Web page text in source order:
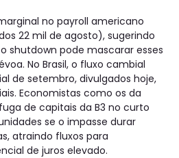
no payroll americano
22 mil de agosto), sugerindo
shutdown pode mascarar esses
No Brasil, o fluxo cambial
de setembro, divulgados hoje,
Economistas como os da
de capitais da B3 no curto
se o impasse durar
atraindo fluxos para
de juros elevado.